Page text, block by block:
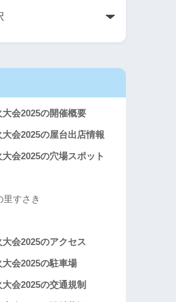
会2025の開催概要
会2025の屋台出店情報
会2025の穴場スポット
里すさき
会2025のアクセス
会2025の駐車場
会2025の交通規制